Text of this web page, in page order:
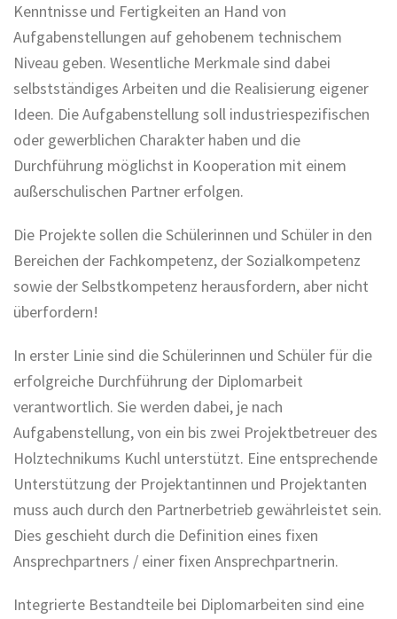
Kenntnisse und Fertigkeiten an Hand von
Aufgabenstellungen auf gehobenem technischem
Niveau geben. Wesentliche Merkmale sind dabei
selbstständiges Arbeiten und die Realisierung eigener
Ideen. Die Aufgabenstellung soll industriespezifischen
oder gewerblichen Charakter haben und die
Durchführung möglichst in Kooperation mit einem
außerschulischen Partner erfolgen.
Die Projekte sollen die Schülerinnen und Schüler in den
Bereichen der Fachkompetenz, der Sozialkompetenz
sowie der Selbstkompetenz herausfordern, aber nicht
überfordern!
In erster Linie sind die Schülerinnen und Schüler für die
erfolgreiche Durchführung der Diplomarbeit
verantwortlich. Sie werden dabei, je nach
Aufgabenstellung, von ein bis zwei Projektbetreuer des
Holztechnikums Kuchl unterstützt. Eine entsprechende
Unterstützung der Projektantinnen und Projektanten
muss auch durch den Partnerbetrieb gewährleistet sein.
Dies geschieht durch die Definition eines fixen
Ansprechpartners / einer fixen Ansprechpartnerin.
Integrierte Bestandteile bei Diplomarbeiten sind eine